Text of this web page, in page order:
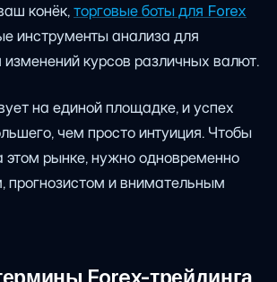
конёк,торговые боты для Forex
инструменты анализа для
изменений курсов различных валют.
на единой площадке, и успех
чем просто интуиция. Чтобы
этом рынке, нужно одновременно
прогнозистом и внимательным